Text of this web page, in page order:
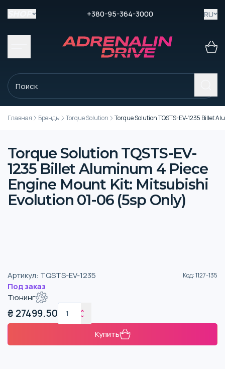
+380-95-364-3000 RU
Главная Бренды Torque Solution Torque Solution TQSTS-EV-1235 Billet
Torque Solution TQSTS-EV-
1235 Billet Aluminum 4 Piece
Engine Mount Kit: Mitsubishi
Evolution 01-06 (5sp Only)
Артикул: TQSTS-EV-1235 Код:1127-135
Под заказ
Тюнинг
₴ 27499.50
Купить